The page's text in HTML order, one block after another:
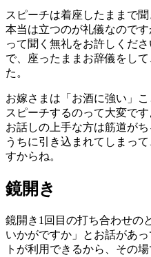
スピーチは着座したままで聞
本当は立つのが礼儀なので
って聞く無礼をお許しくだ
で、座ったままお辞儀をし
た。
お嫁さまは「お酒に強い」
スピーチするのって大変です
お話しの上手な方は筋道が
うちに引き込まれてしまっ
すからね。
鏡開き
鏡開き1回目の打ち合わせの
いかがですか」とお話があ
トが利用できるから、その